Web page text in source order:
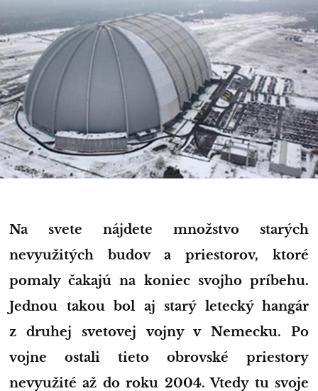
Na svete nájdete množstvo starých
nevyužitých budov a priestorov, ktoré
pomaly čakajú na koniec svojho príbehu.
Jednou takou bol aj starý letecký hangár
z druhej svetovej vojny v Nemecku. Po
vojne ostali tieto obrovské priestory
nevyužité až do roku 2004. Vtedy tu svoje